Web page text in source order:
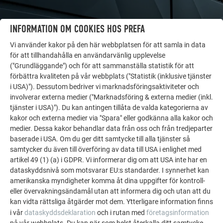
LÅT DIG INSPIRERAS
FLER OBJEKT
PREFA:s referensgalleri visar hur mångsidigt
aluminium kan användas. Upptäck fler imponerande
projekt med PREFA:s hållbara aluminiumlösningar för
tak, solenergi och fasader.
SE FLER REFERENSER
INFORMATION OM COOKIES HOS PREFA
Vi använder kakor på den här webbplatsen för att samla in data
för att tillhandahålla en användarvänlig upplevelse
("Grundläggande") och för att sammanställa statistik för att
förbättra kvaliteten på vår webbplats ("Statistik (inklusive tjänster
i USA)"). Dessutom bedriver vi marknadsföringsaktiviteter och
involverar externa medier ("Marknadsföring & externa medier (inkl.
tjänster i USA)"). Du kan antingen tillåta de valda kategorierna av
kakor och externa medier via "Spara" eller godkänna alla kakor och
medier. Dessa kakor behandlar data från oss och från tredjeparter
baserade i USA. Om du ger ditt samtycke till alla tjänster så
samtycker du även till överföring av data till USA i enlighet med
artikel 49 (1) (a) i GDPR. Vi informerar dig om att USA inte har en
dataskyddsnivå som motsvarar EU:s standarder. I synnerhet kan
amerikanska myndigheter komma åt dina uppgifter för kontroll-
eller övervakningsändamål utan att informera dig och utan att du
kan vidta rättsliga åtgärder mot dem. Ytterligare information finns
i vårdataskyddsdeklaration och i rutan med företagsinformation